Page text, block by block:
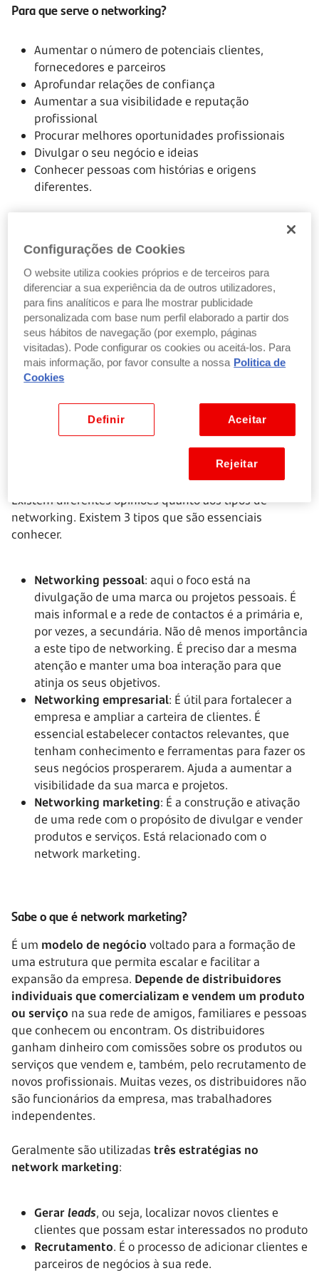
Para que serve o networking?
Aumentar o número de potenciais clientes,
fornecedores e parceiros
Aprofundar relações de confiança
Aumentar a sua visibilidade e reputação
profissional
Procurar melhores oportunidades profissionais
Divulgar o seu negócio e ideias
Conhecer pessoas com histórias e origens
diferentes.
Que níveis de networking existem?
Rede primária: composta por contactos pessoais
(família e amigos)
Rede secundária: composta por redes de contactos
mais formais (por exemplo os colegas de trabalho)
Rede de referência: composta pelos clientes,
fornecedores e contactos profissionais que fez
na área em que atuam.
Existem diferentes opiniões quanto aos tipos de
networking. Existem 3 tipos que são essenciais
conhecer.
Networking pessoal: aqui o foco está na
divulgação de uma marca ou projetos pessoais. É
mais informal e a rede de contactos é a primária e,
por vezes, a secundária. Não dê menos importância
a este tipo de networking. É preciso dar a mesma
atenção e manter uma boa interação para que
atinja os seus objetivos.
Networking empresarial: É útil para fortalecer a
empresa e ampliar a carteira de clientes. É
essencial estabelecer contactos relevantes, que
tenham conhecimento e ferramentas para fazer os
seus negócios prosperarem. Ajuda a aumentar a
visibilidade da sua marca e projetos.
Networking marketing: É a construção e ativação
de uma rede com o propósito de divulgar e vender
produtos e serviços. Está relacionado com o
network marketing.
Sabe o que é network marketing?
É um modelo de negócio voltado para a formação de
uma estrutura que permita escalar e facilitar a
expansão da empresa. Depende de distribuidores
individuais que comercializam e vendem um produto
ou serviço na sua rede de amigos, familiares e pessoas
que conhecem ou encontram. Os distribuidores
ganham dinheiro com comissões sobre os produtos ou
serviços que vendem e, também, pelo recrutamento de
novos profissionais. Muitas vezes, os distribuidores não
são funcionários da empresa, mas trabalhadores
independentes.
Geralmente são utilizadas três estratégias no
network marketing:
Gerarleads, ou seja, localizar novos clientes e
clientes que possam estar interessados no produto
Recrutamento. É o processo de adicionar clientes e
parceiros de negócios à sua rede.
Configurações de Cookies
O website utiliza cookies próprios e de terceiros para
diferenciar a sua experiência da de outros utilizadores,
para fins analíticos e para lhe mostrar publicidade
personalizada com base num perfil elaborado a partir dos
seus hábitos de navegação (por exemplo, páginas
visitadas). Pode configurar os cookies ou aceitá-los. Para
mais informação, por favor consulte a nossa Politica de
Cookies
Aceitar
Definir
Rejeitar